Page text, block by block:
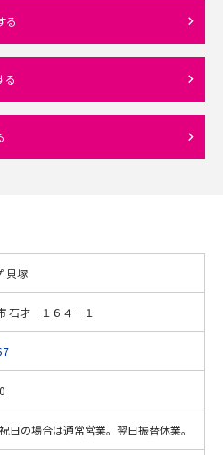
る
る
貝塚
石才 １６４－１
日の場合は通常営業。翌日振替休業。